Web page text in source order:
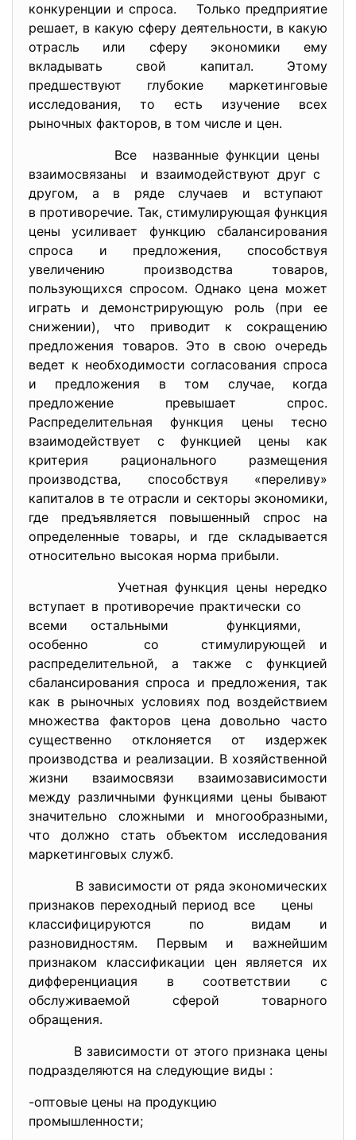
конкуренции и спроса. Только предприятие
решает, в какую сферу деятельности, в какую
отрасль или сферу экономики ему
вкладывать свой капитал. Этому
предшествуют глубокие маркетинговые
исследования, то есть изучение всех
рыночных факторов, в том числе и цен.
Все названные функции цены
взаимосвязаны и взаимодействуют друг с
другом, а в ряде случаев и вступают
в противоречие. Так, стимулирующая функция
цены усиливает функцию сбалансирования
спроса и предложения, способствуя
увеличению производства товаров,
пользующихся спросом. Однако цена может
играть и демонстрирующую роль (при ее
снижении), что приводит к сокращению
предложения товаров. Это в свою очередь
ведет к необходимости согласования спроса
и предложения в том случае, когда
предложение превышает спрос.
Распределительная функция цены тесно
взаимодействует с функцией цены как
критерия рационального размещения
производства, способствуя «переливу»
капиталов в те отрасли и секторы экономики,
где предъявляется повышенный спрос на
определенные товары, и где складывается
относительно высокая норма прибыли.
Учетная функция цены нередко
вступает в противоречие практически со
всеми остальными функциями,
особенно со стимулирующей и
распределительной, а также с функцией
сбалансирования спроса и предложения, так
как в рыночных условиях под воздействием
множества факторов цена довольно часто
существенно отклоняется от издержек
производства и реализации. В хозяйственной
жизни взаимосвязи взаимозависимости
между различными функциями цены бывают
значительно сложными и многообразными,
что должно стать объектом исследования
маркетинговых служб.
В зависимости от ряда экономических
признаков переходный период все цены
классифицируются по видам и
разновидностям. Первым и важнейшим
признаком классификации цен является их
дифференциация в соответствии с
обслуживаемой сферой товарного
обращения.
В зависимости от этого признака цены
подразделяются на следующие виды :
-оптовые цены на продукцию
промышленности;